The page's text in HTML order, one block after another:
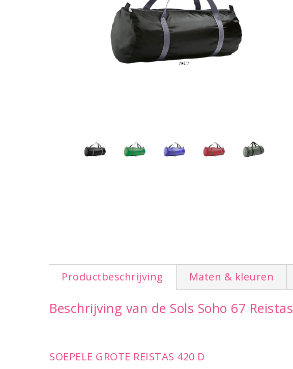
Productbeschrijving Maten & kleuren
Beschrijving van de Sols Soho 67 Reistas
SOEPELE GROTE REISTAS 420 D